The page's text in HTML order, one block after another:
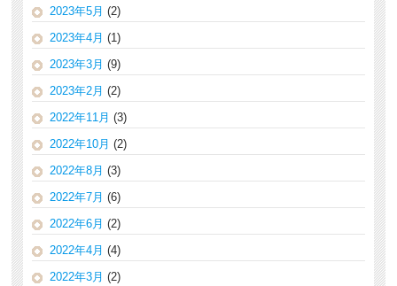
2023年5月 (2)
2023年4月 (1)
2023年3月 (9)
2023年2月 (2)
2022年11月 (3)
2022年10月 (2)
2022年8月 (3)
2022年7月 (6)
2022年6月 (2)
2022年4月 (4)
2022年3月 (2)